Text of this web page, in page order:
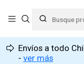
Envíos a todo
- ver más